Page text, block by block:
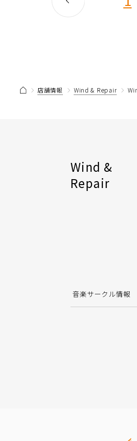
店舗情報 Wind & Repair
Wind &
Repair
音楽サークル情報